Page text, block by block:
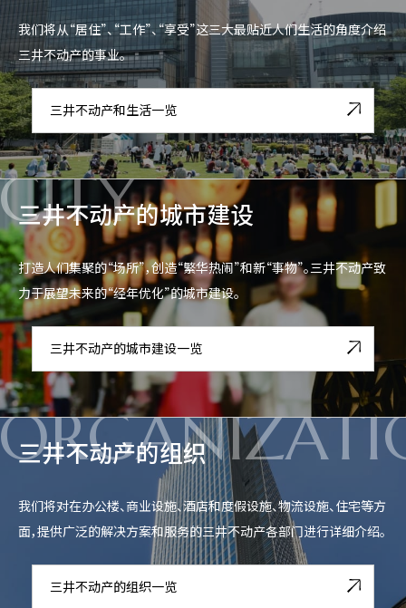
我们将从“居住”、“工作”、“享受”这三大最贴近人们生活的角度介绍
三井不动产的事业。
三井不动产和生活一览
三井不动产的城市建设
打造人们集聚的“场所”，创造“繁华热闹”和新“事物”。三井不动产致
力于展望未来的“经年优化”的城市建设。
三井不动产的城市建设一览
三井不动产的组织
我们将对在办公楼、商业设施、酒店和度假设施、物流设施、住宅等方
面，提供广泛的解决方案和服务的三井不动产各部门进行详细介绍。
三井不动产的组织一览